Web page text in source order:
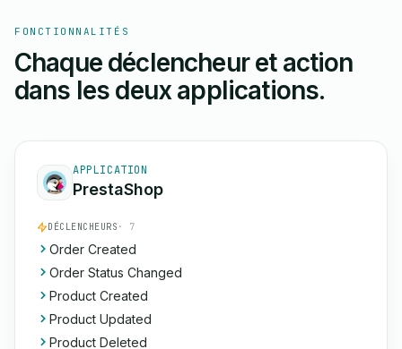
FONCTIONNALITÉS
Chaque déclencheur et action
dans les deux applications.
APPLICATION
PrestaShop
DÉCLENCHEURS · 7
Order Created
Order Status Changed
Product Created
Product Updated
Product Deleted